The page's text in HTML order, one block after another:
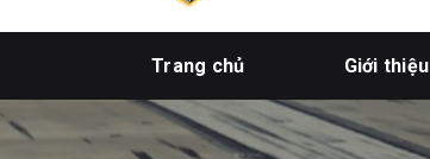
Trang chủ Giới thiệu